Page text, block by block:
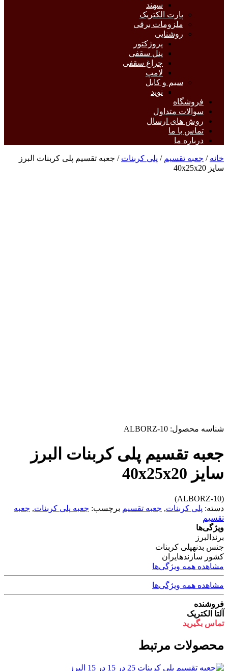
سهند
پارت الکتریک
ملزومات برقی
روشنایی
پروژکتور
پنل سقفی
چراغ سقفی
لامپ
سیم و کابل
نوید
فروشگاه
سوالات متداول
روش های ارسال
تماس با ما
درباره ما
خانه / جعبه تقسیم / پلی کربنات / جعبه تقسیم پلی کربنات البرز
سایز 40x25x20
شناسه محصول: ALBORZ-10
جعبه تقسیم پلی کربنات البرز
سایز 40x25x20
(ALBORZ-10)
دسته: پلی کربنات, جعبه تقسیم برچسب: جعبه پلی کربنات, جعبه
تقسیم
ویژگی‌ها
برند البرز
جنس بدنهپلی کربنات
کشور سازندهایران
مشاهده همه ویژگی‌ها
مشاهده همه ویژگی‌ها
فروشنده
آلتا الکتریک
تماس بگیرید
محصولات مرتبط